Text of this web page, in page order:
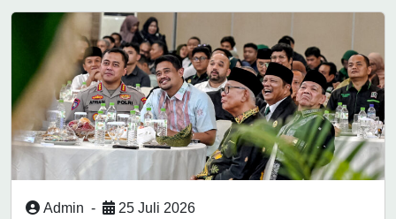
Admin - 25 Juli 2026